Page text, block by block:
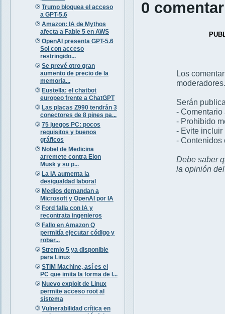
Trump bloquea el acceso
a GPT-5.6
Amazon: IA de Mythos
afecta a Fable 5 en AWS
OpenAI presenta GPT-5.6
Sol con acceso
restringido...
Se prevé otro gran
aumento de precio de la
memoria...
Eustella: el chatbot
europeo frente a ChatGPT
Las placas Z990 tendrán 3
conectores de 8 pines pa...
75 juegos PC: pocos
requisitos y buenos
gráficos
Nobel de Medicina
arremete contra Elon
Musk y su p...
La IA aumenta la
desigualdad laboral
Medios demandan a
Microsoft y OpenAI por IA
Ford falla con IA y
recontrata ingenieros
Fallo en Amazon Q
permitía ejecutar código y
robar...
Stremio 5 ya disponible
para Linux
STIM Machine, así es el
PC que imita la forma de l...
Nuevo exploit de Linux
permite acceso root al
sistema
Vulnerabilidad crítica en
0
Los
moderadores.
Serán
- Comentario
- Prohibido
- Evite incluir
- Contenidos
Debe saber
la opinión